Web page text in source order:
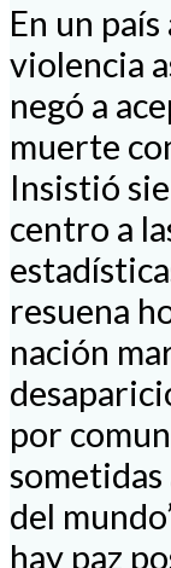
En un
violencia
negó a
muerte
Insistió
centro a
resuena
nación
por
sometidas
del
hay paz